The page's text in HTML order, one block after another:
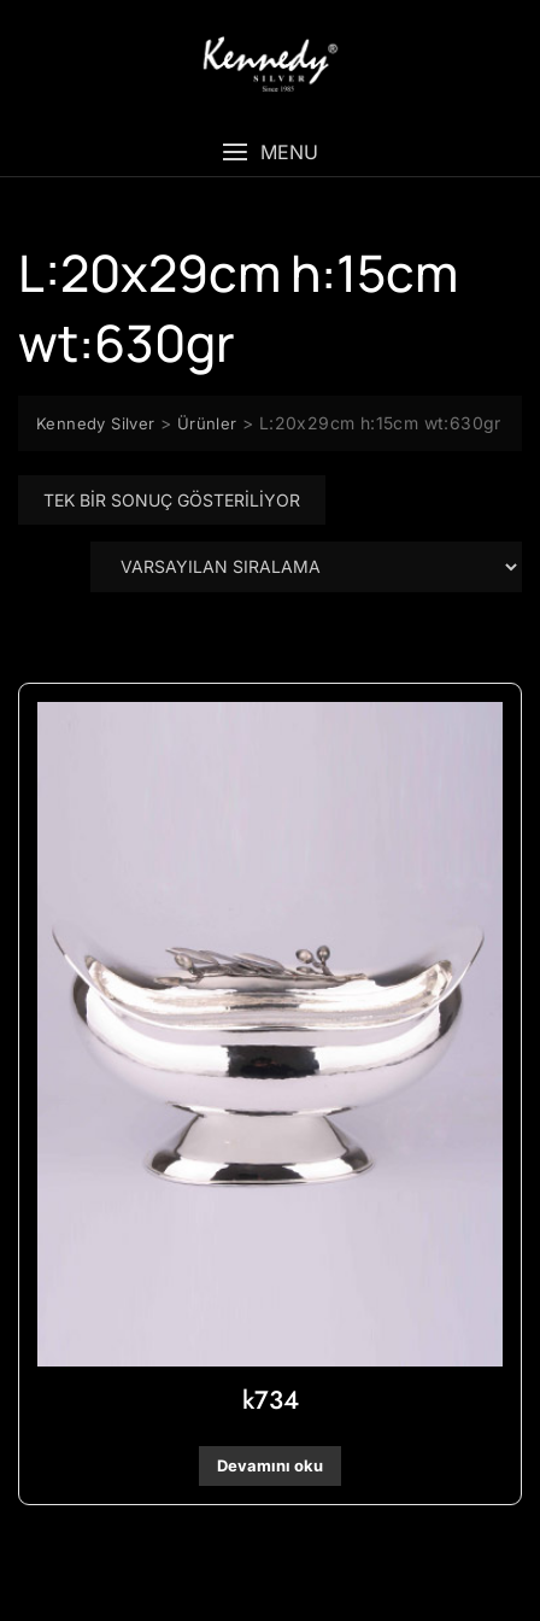
MENU
L:20x29cm h:15cm
wt:630gr
Kennedy Silver > Ürünler > L:20x29cm h:15cm wt:630gr
TEK BIR SONUÇ GÖSTERILIYOR
k734
Devamını oku